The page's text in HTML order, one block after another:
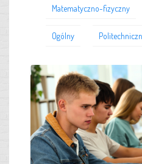
Matematyczno-fizyczny
Ogólny